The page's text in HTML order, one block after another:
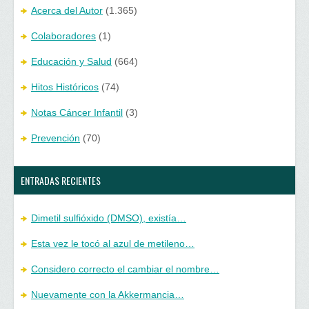
Acerca del Autor (1.365)
Colaboradores (1)
Educación y Salud (664)
Hitos Históricos (74)
Notas Cáncer Infantil (3)
Prevención (70)
ENTRADAS RECIENTES
Dimetil sulfióxido (DMSO), existía…
Esta vez le tocó al azul de metileno…
Considero correcto el cambiar el nombre…
Nuevamente con la Akkermancia…